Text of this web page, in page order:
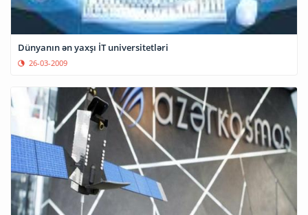
Dünyanın ən yaxşı İT universitetləri
26-03-2009